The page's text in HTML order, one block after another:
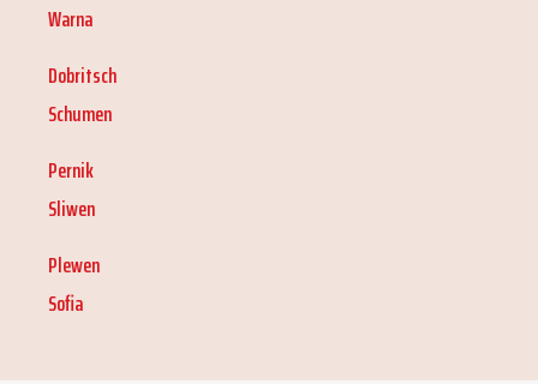
Warna
Dobritsch
Schumen
Pernik
Sliwen
Plewen
Sofia